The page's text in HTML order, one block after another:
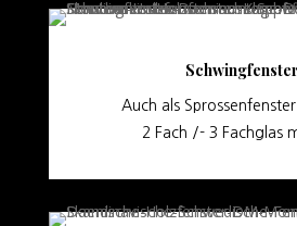
Schwingfenster
Auch als
2 Fach /- 3 Fachglas